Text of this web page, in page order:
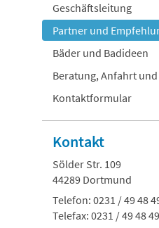
Geschäftsleitung
Partner und
Bäder und Badideen
Beratung, Anfahrt
Kontaktformular
Kontakt
Sölder Str. 109
44289 Dortmund
Telefon: 0231 / 49 48
Telefax: 0231 / 49 48